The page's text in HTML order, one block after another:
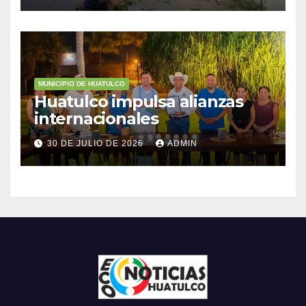
MUNICIPIO DE HUATULCO
Huatulco impulsa alianzas
internacionales
30 DE JULIO DE 2026 ADMIN